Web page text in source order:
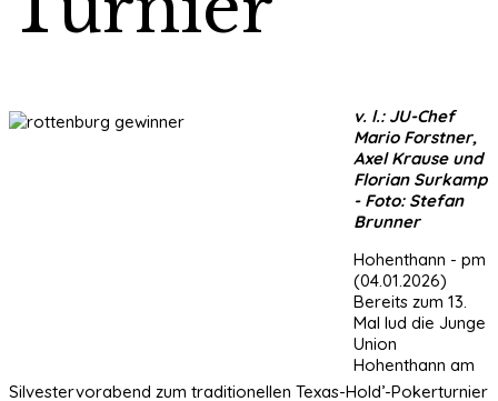
v. l.: JU-Chef
Mario Forstner,
Axel Krause und
Florian Surkamp
- Foto: Stefan
Brunner
Hohenthann - pm
(04.01.2026)
Bereits zum 13.
Mal lud die Junge
Union
Hohenthann am
Silvestervorabend zum traditionellen Texas-Hold’-Pokerturnier